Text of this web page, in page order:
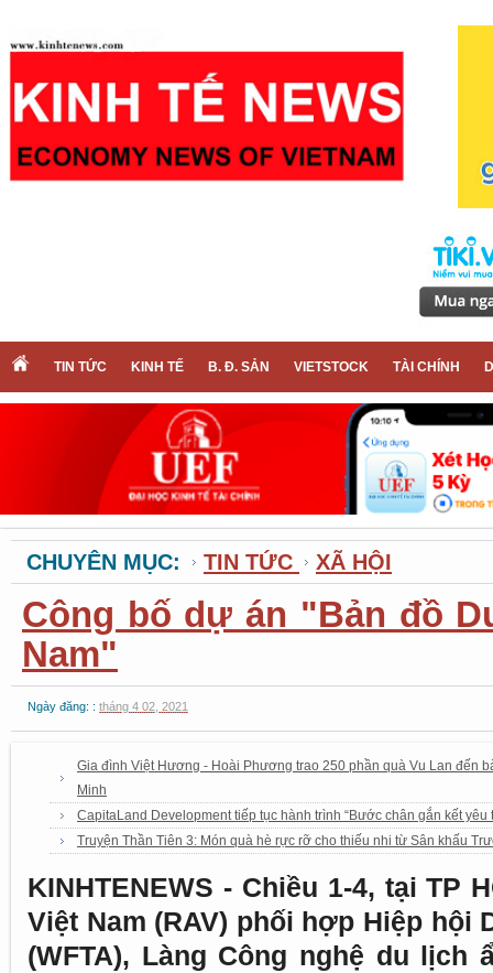
TIN TỨC KINH TẾ B. Đ. SẢN VIETSTOCK TÀI CHÍNH
CHUYÊN MỤC: TIN TỨC XÃ HỘI
Công bố dự án "Bản đồ
Nam"
Ngày đăng: : tháng 4 02, 2021
Gia đình Việt Hương - Hoài Phương trao 250 phần quà Vu Lan đến
Minh
CapitaLand Development tiếp tục hành trình “Bước chân gắn kết yêu
Truyện Thần Tiên 3: Món quà hè rực rỡ cho thiếu nhi từ Sân khấu
KINHTENEWS - Chiều 1-4, tại TP
Việt Nam (RAV) phối hợp Hiệp hội
(WFTA), Làng Công nghệ du lịch